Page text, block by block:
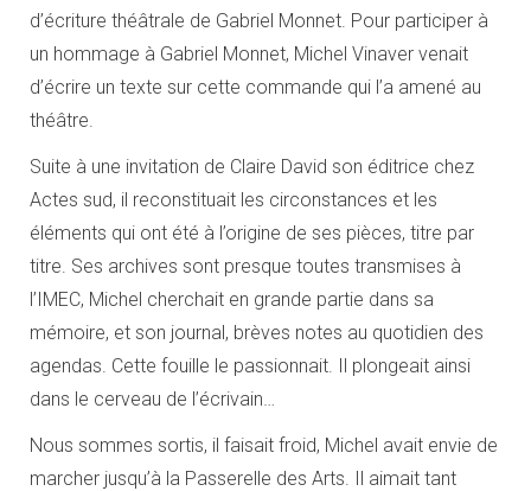
d’écriture théâtrale de Gabriel Monnet. Pour participer à
un hommage à Gabriel Monnet, Michel Vinaver venait
d’écrire un texte sur cette commande qui l’a amené au
théâtre.
Suite à une invitation de Claire David son éditrice chez
Actes sud, il reconstituait les circonstances et les
éléments qui ont été à l’origine de ses pièces, titre par
titre. Ses archives sont presque toutes transmises à
l’IMEC, Michel cherchait en grande partie dans sa
mémoire, et son journal, brèves notes au quotidien des
agendas. Cette fouille le passionnait. Il plongeait ainsi
dans le cerveau de l’écrivain…
Nous sommes sortis, il faisait froid, Michel avait envie de
marcher jusqu’à la Passerelle des Arts. Il aimait tant